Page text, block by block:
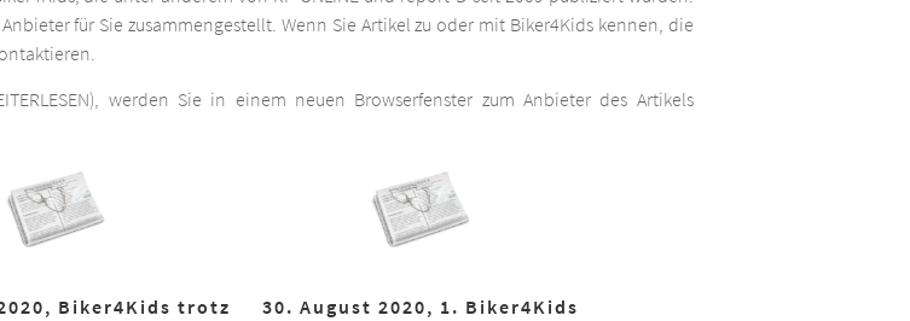
für Sie zusammengestellt. Wenn Sie Artikel zu oder mit Biker4Kids kennen, die
werden Sie in einem neuen Browserfenster zum Anbieter des Artikels
Biker4Kids trotz
30. August 2020, 1. Biker4Kids